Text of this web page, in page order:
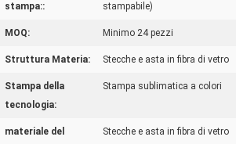
stampa::
stampabile)
MOQ: Minimo 24 pezzi
Struttura Materia: Stecche e asta in fibra di vetro
Stampa della
tecnologia:
Stampa sublimatica a colori
materiale del
Stecche e asta in fibra di vetro